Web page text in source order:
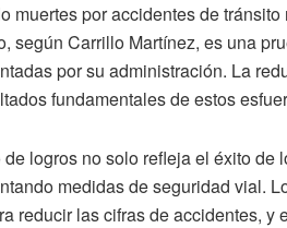
muertes por accidentes de
según Carrillo Martínez, es una
por su administración. La
fundamentales de estos
de logros no solo refleja el éxito
medidas de seguridad vial.
reducir las cifras de accidentes,